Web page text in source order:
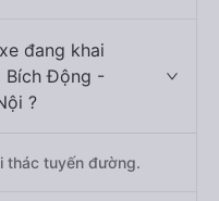
đang khai
Bích Động -
?
thác tuyến đường.